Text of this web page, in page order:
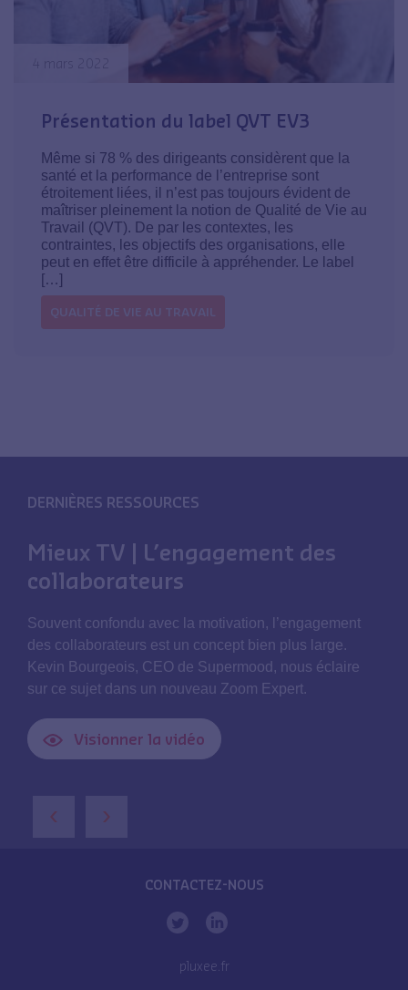
4 mars 2022
Présentation du label QVT EV3
Même si 78 % des dirigeants considèrent que la
santé et la performance de l’entreprise sont
étroitement liées, il n’est pas toujours évident de
maîtriser pleinement la notion de Qualité de Vie au
Travail (QVT). De par les contextes, les
contraintes, les objectifs des organisations, elle
peut en effet être difficile à appréhender. Le label
[…]
QUALITÉ DE VIE AU TRAVAIL
DERNIÈRES RESSOURCES
Mieux TV | L’engagement des
collaborateurs
Souvent confondu avec la motivation, l’engagement
des collaborateurs est un concept bien plus large.
Kevin Bourgeois, CEO de Supermood, nous éclaire
sur ce sujet dans un nouveau Zoom Expert.
Visionner la vidéo
‹ ›
CONTACTEZ-NOUS
pluxee.fr